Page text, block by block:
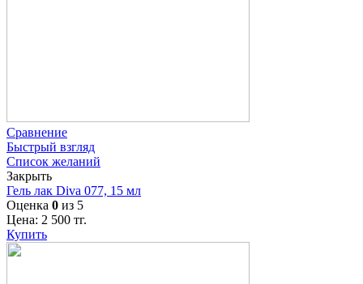
Сравнение
Быстрый взгляд
Список желаний
Закрыть
Гель лак Diva 077, 15 мл
Оценка 0 из 5
Цена: 2 500 тг.
Купить